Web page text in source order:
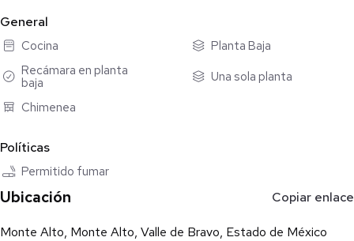
una visita.
Nota: Por confidencialidad de las propiedades y de los dueños,
la ubicación indicada en el mapa es aproximada. Agradecemos su
comprensión.
General
Cocina
Planta Baja
Recámara en planta
baja
Una sola planta
Chimenea
Políticas
Permitido fumar
Ubicación Copiar enlace
Monte Alto, Monte Alto, Valle de Bravo, Estado de México